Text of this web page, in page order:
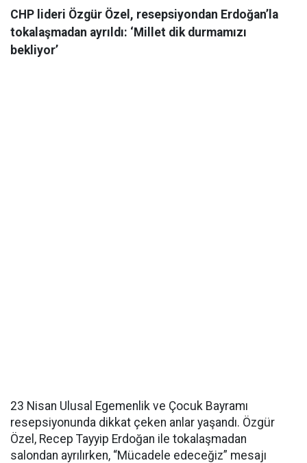
CHP lideri Özgür Özel, resepsiyondan Erdoğan’la
tokalaşmadan ayrıldı: ‘Millet dik durmamızı
bekliyor’
23 Nisan Ulusal Egemenlik ve Çocuk Bayramı
resepsiyonunda dikkat çeken anlar yaşandı. Özgür
Özel, Recep Tayyip Erdoğan ile tokalaşmadan
salondan ayrılırken, “Mücadele edeceğiz” mesajı